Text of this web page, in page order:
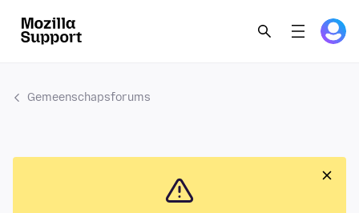
Gemeenschapsforums